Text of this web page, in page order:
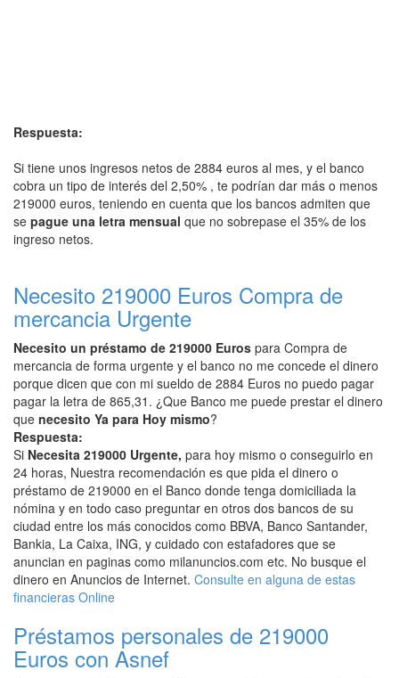
Respuesta:
Si tiene unos ingresos netos de 2884 euros al mes, y el banco
cobra un tipo de interés del 2,50% , te podrían dar más o menos
219000 euros, teniendo en cuenta que los bancos admiten que
se pague una letra mensual que no sobrepase el 35% de los
ingreso netos.
Necesito 219000 Euros Compra de
mercancia Urgente
Necesito un préstamo de 219000 Euros para Compra de
mercancia de forma urgente y el banco no me concede el dinero
porque dicen que con mi sueldo de 2884 Euros no puedo pagar
pagar la letra de 865,31. ¿Que Banco me puede prestar el dinero
que necesito Ya para Hoy mismo?
Respuesta:
Si Necesita 219000 Urgente, para hoy mismo o conseguirlo en
24 horas, Nuestra recomendación es que pida el dinero o
préstamo de 219000 en el Banco donde tenga domiciliada la
nómina y en todo caso preguntar en otros dos bancos de su
ciudad entre los más conocidos como BBVA, Banco Santander,
Bankia, La Caixa, ING, y cuidado con estafadores que se
anuncian en paginas como milanuncios.com etc. No busque el
dinero en Anuncios de Internet. Consulte en alguna de estas
financieras Online
Préstamos personales de 219000
Euros con Asnef